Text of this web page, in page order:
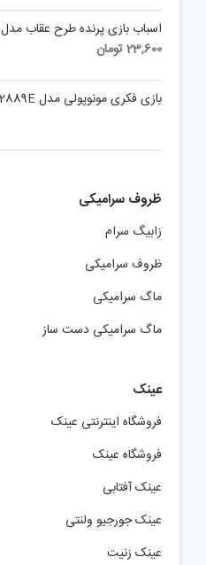
اسباب بازی پرنده طرح عقاب مدل G110
23,600تومان
بازی فکری مونوپولی مدل 2889E
ظروف سرامیکی
زابیگ سرام
ظروف سرامیکی
ماگ سرامیکی
ماگ سرامیکی دست ساز
عینک
فروشگاه اینترنتی عینک
فروشگاه عینک
عینک آفتابی
عینک جورجیو ولنتی
عینک زنیت